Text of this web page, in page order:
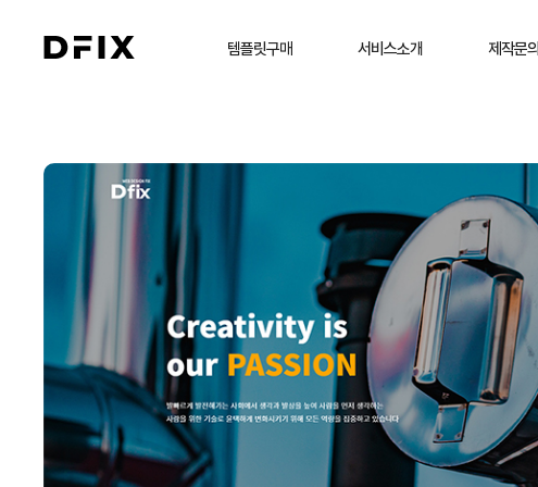
템플릿구매 서비스소개 제작문의